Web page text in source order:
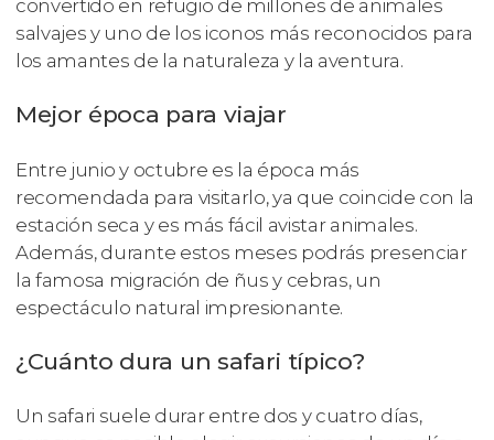
convertido en refugio de millones de animales
salvajes y uno de los iconos más reconocidos para
los amantes de la naturaleza y la aventura.
Mejor época para viajar
Entre junio y octubre es la época más
recomendada para visitarlo, ya que coincide con la
estación seca y es más fácil avistar animales.
Además, durante estos meses podrás presenciar
la famosa migración de ñus y cebras, un
espectáculo natural impresionante.
¿Cuánto dura un safari típico?
Un safari suele durar entre dos y cuatro días,